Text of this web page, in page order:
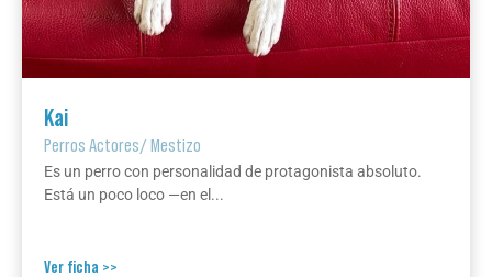
Kai
Perros Actores/Mestizo
Es un perro con personalidad de protagonista absoluto.
Está un poco loco —en el...
Ver ficha >>